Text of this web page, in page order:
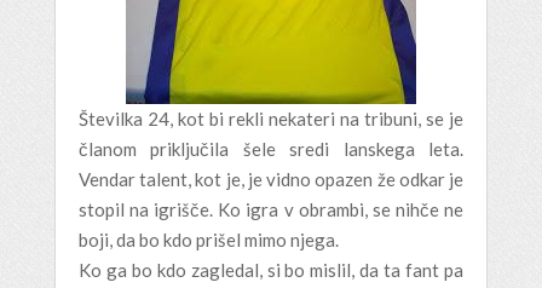
Številka 24, kot bi rekli nekateri na tribuni, se je
članom priključila šele sredi lanskega leta.
Vendar talent, kot je, je vidno opazen že odkar je
stopil na igrišče. Ko igra v obrambi, se nihče ne
boji, da bo kdo prišel mimo njega.
Ko ga bo kdo zagledal, si bo mislil, da ta fant pa